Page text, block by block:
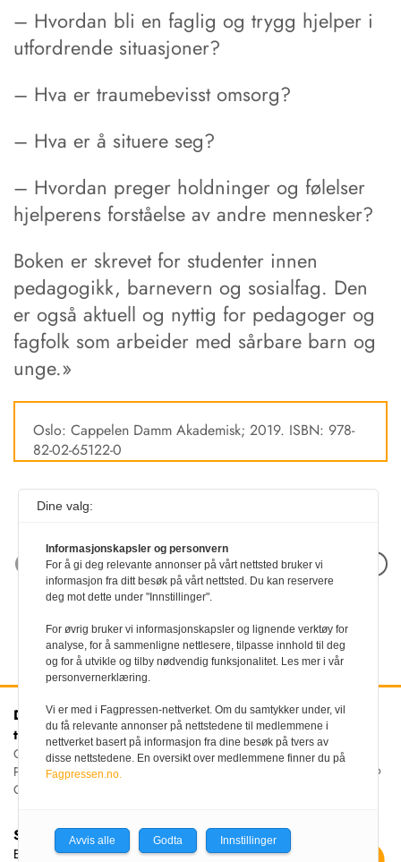
– Hvordan bli en faglig og trygg hjelper i
utfordrende situasjoner?
– Hva er traumebevisst omsorg?
– Hva er å situere seg?
– Hvordan preger holdninger og følelser
hjelperens forståelse av andre mennesker?
Boken er skrevet for studenter innen
pedagogikk, barnevern og sosialfag. Den
er også aktuell og nyttig for pedagoger og
fagfolk som arbeider med sårbare barn og
unge.»
Oslo: Cappelen Damm Akademisk; 2019. ISBN: 978-
82-02-65122-0
Neste artikkel
Den norske
tannlegeforenings Tidende
Christiania Torv 5, 0158 Oslo
Postboks 2073 Vika, 0125
OSLO
Kontakt oss
Tlf:22 54 74 00
E-post:
tidende@tannlegeforeningen.no
Sjefredaktør
Ellen Beate Dyvi
Dine valg:
Informasjonskapsler og personvern
For å gi deg relevante annonser på vårt nettsted bruker vi
informasjon fra ditt besøk på vårt nettsted. Du kan reservere
deg mot dette under "Innstillinger".
For øvrig bruker vi informasjonskapsler og lignende verktøy for
analyse, for å sammenligne nettlesere, tilpasse innhold til deg
og for å utvikle og tilby nødvendig funksjonalitet. Les mer i vår
personvernerklæring.
Vi er med i Fagpressen-nettverket. Om du samtykker under, vil
du få relevante annonser på nettstedene til medlemmene i
nettverket basert på informasjon fra dine besøk på tvers av
disse nettstedene. En oversikt over medlemmene finner du på
Fagpressen.no.
Avvis alle Godta Innstillinger